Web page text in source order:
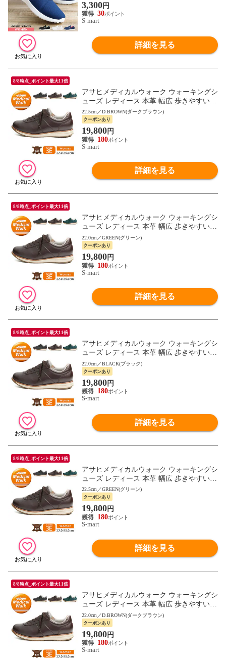
3,300円
30
S-mart
詳細を見る
8/8時点_ポイント最大11倍
アサヒメディカルウォーク ウォーキングシ
ューズ レディース 本革 幅広 歩きやすい
母の日 敬老の日 ギフト 黒 ブラック ブラ
ウン L037
22.5cm／D.BROWN(ダークブラウン)
クーポンあり
19,800円
180
S-mart
詳細を見る
8/8時点_ポイント最大11倍
アサヒメディカルウォーク ウォーキングシ
ューズ レディース 本革 幅広 歩きやすい
母の日 敬老の日 ギフト 黒 ブラック ブラ
ウン L037
22.0cm／GREEN(グリーン)
クーポンあり
19,800円
180
S-mart
詳細を見る
8/8時点_ポイント最大11倍
アサヒメディカルウォーク ウォーキングシ
ューズ レディース 本革 幅広 歩きやすい
母の日 敬老の日 ギフト 黒 ブラック ブラ
ウン L037
22.0cm／BLACK(ブラック)
クーポンあり
19,800円
180
S-mart
詳細を見る
8/8時点_ポイント最大11倍
アサヒメディカルウォーク ウォーキングシ
ューズ レディース 本革 幅広 歩きやすい
母の日 敬老の日 ギフト 黒 ブラック ブラ
ウン L037
22.5cm／GREEN(グリーン)
クーポンあり
19,800円
180
S-mart
詳細を見る
8/8時点_ポイント最大11倍
アサヒメディカルウォーク ウォーキングシ
ューズ レディース 本革 幅広 歩きやすい
母の日 敬老の日 ギフト 黒 ブラック ブラ
ウン L037
22.0cm／D.BROWN(ダークブラウン)
クーポンあり
19,800円
180
S-mart